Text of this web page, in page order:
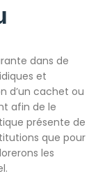
dans de
et
d’un cachet ou
afin de le
présente de
que pour
les